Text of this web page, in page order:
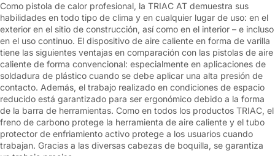
Como pistola de calor profesional, la TRIAC AT demuestra sus
habilidades en todo tipo de clima y en cualquier lugar de uso: en el
exterior en el sitio de construcción, así como en el interior – e incluso
en el uso continuo. El dispositivo de aire caliente en forma de varilla
tiene las siguientes ventajas en comparación con las pistolas de aire
caliente de forma convencional: especialmente en aplicaciones de
soldadura de plástico cuando se debe aplicar una alta presión de
contacto. Además, el trabajo realizado en condiciones de espacio
reducido está garantizado para ser ergonómico debido a la forma
de la barra de herramientas. Como en todos los productos TRIAC, el
freno de carbono protege la herramienta de aire caliente y el tubo
protector de enfriamiento activo protege a los usuarios cuando
trabajan. Gracias a las diversas cabezas de boquilla, se garantiza